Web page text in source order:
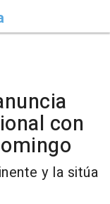
con
y la sitúa